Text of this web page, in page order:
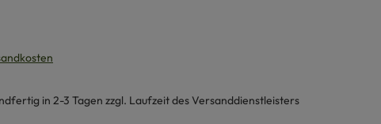
in 2-3 Tagen zzgl. Laufzeit des Versanddienstleisters